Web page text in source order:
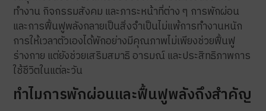
ทำงาน กิจกรรมสังคม และภาระหน้าที่ต่าง ๆ การพักผ่อน
และการฟื้นฟูพลังกลายเป็นสิ่งจำเป็นไม่แพ้การทำงานหนัก
การให้เวลาตัวเองได้พักอย่างมีคุณภาพไม่เพียงช่วยฟื้นฟู
ร่างกาย แต่ยังช่วยเสริมสมาธิ อารมณ์ และประสิทธิภาพการ
ใช้ชีวิตในแต่ละวัน
ทำไมการพักผ่อนและฟื้นฟูพลังถึงสำคัญ